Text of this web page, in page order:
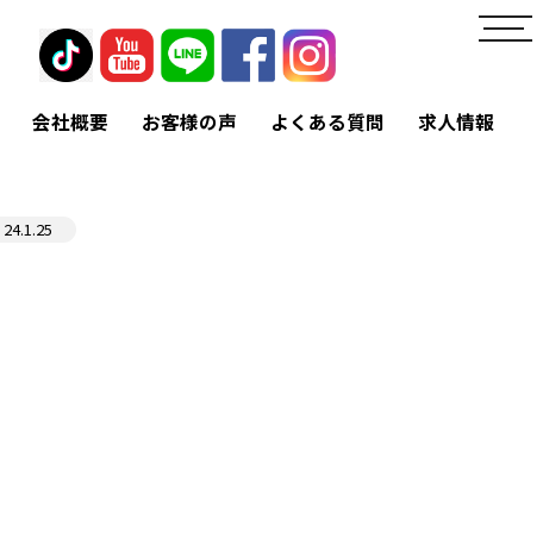
toggle
会社概要 お客様の声 よくある質問 求人情報
24.1.25